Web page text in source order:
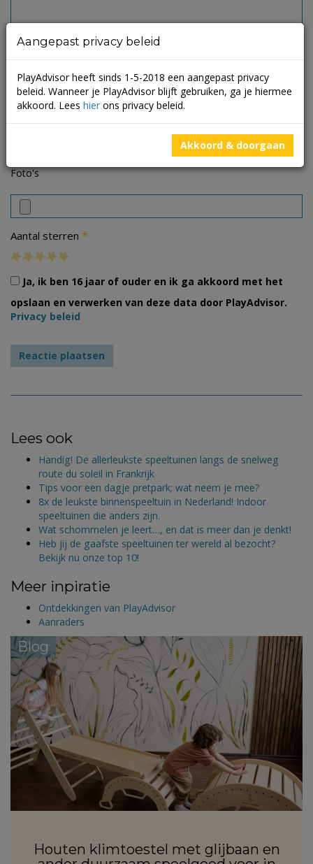
Foto's
Aantal sterren *
Ja, ik ben 16 jaar of ouder en ik ga akkoord met het
opslaan en verwerken van deze data door PlayAdvisor.
Privacy beleid
Lees ook
Handig! De allerleukste speeltuinen langs de snelweg
route du soleil in Frankrijk
Tips voor een dagje pretpark; wat neem je mee?
8x de leukste binnenspeeltuin in Nederland! Indoor
speeltuinen die anders zijn.
Wat schommelen je leert…, en dat is meer dan je denkt!
Heb jij de gaafste speeltuinen ter wereld al bezocht?
Bekijk nu onze top 10!
Meer inpiratie
Ontdekkingen van PlayAdvisor
Aanraders
Blog
Houten klimtoestel met glijbaan en
Aangepast privacy beleid
PlayAdvisor heeft sinds 1-5-2018 een aangepast privacy
beleid. Wanneer je PlayAdvisor blijft gebruiken, ga je hiermee
akkoord. Lees hier ons privacy beleid.
Akkoord & doorgaan